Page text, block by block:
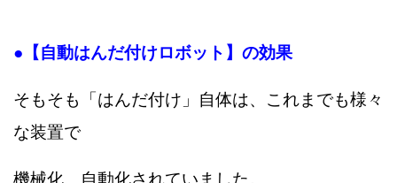
●【自動はんだ付けロボット】の効果
そもそも「はんだ付け」自体は、これまでも様々
な装置で
機械化、自動化されていました。